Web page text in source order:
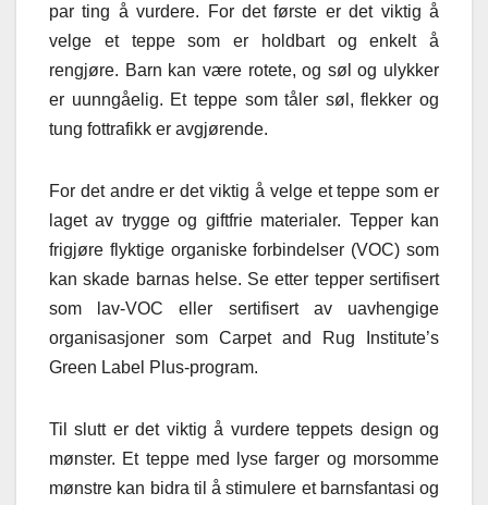
par ting å vurdere. For det første er det viktig å
velge et teppe som er holdbart og enkelt å
rengjøre. Barn kan være rotete, og søl og ulykker
er uunngåelig. Et teppe som tåler søl, flekker og
tung fottrafikk er avgjørende.
For det andre er det viktig å velge et teppe som er
laget av trygge og giftfrie materialer. Tepper kan
frigjøre flyktige organiske forbindelser (VOC) som
kan skade barnas helse. Se etter tepper sertifisert
som lav-VOC eller sertifisert av uavhengige
organisasjoner som Carpet and Rug Institute’s
Green Label Plus-program.
Til slutt er det viktig å vurdere teppets design og
mønster. Et teppe med lyse farger og morsomme
mønstre kan bidra til å stimulere et barnsfantasi og